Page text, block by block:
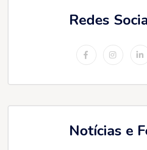
Redes
Notícias e